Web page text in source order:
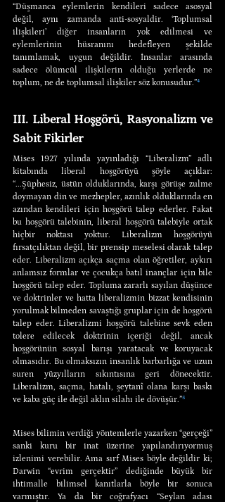
“Düşmanca eylemlerin kendileri sadece asosyal
değil, aynı zamanda anti-sosyaldir. ‘Toplumsal
ilişkileri’ diğer insanların yok edilmesi ve
eylemlerinin hüsranını hedefleyen şekilde
tanımlamak, uygun değildir. İnsanlar arasında
sadece ölümcül ilişkilerin olduğu yerlerde ne
toplum, ne de toplumsal ilişkiler söz konusudur.”⁴
III. Liberal Hoşgörü, Rasyonalizm ve
Sabit Fikirler
Mises 1927 yılında yayınladığı “Liberalizm” adlı
kitabında liberal hoşgörüyü şöyle açıklar:
“...Şüphesiz, üstün olduklarında, karşı görüşe zulme
doymayan din ve mezhepler, azınlık olduklarında en
azından kendileri için hoşgörü talep ederler. Fakat
bu hoşgörü talebinin, liberal hoşgörü talebiyle ortak
hiçbir noktası yoktur. Liberalizm hoşgörüyü
fırsatçılıktan değil, bir prensip meselesi olarak talep
eder. Liberalizm açıkça saçma olan öğretiler, aykırı
anlamsız formlar ve çocukça batıl inançlar için bile
hoşgörü talep eder. Topluma zararlı sayılan düşünce
ve doktrinler ve hatta liberalizmin bizzat kendisinin
yorulmak bilmeden savaştığı gruplar için de hoşgörü
talep eder. Liberalizmi hoşgörü talebine sevk eden
tolere edilecek doktrinin içeriği değil, ancak
hoşgörünün sosyal barışı yaratacak ve koruyacak
olmasıdır. Bu olmaksızın insanlık barbarlığa ve uzun
suren yüzyılların sıkıntısına geri dönecektir.
Liberalizm, saçma, hatalı, şeytanî olana karşı baskı
ve kaba güç ile değil aklın silahı ile dövüşür.”⁵
Mises bilimin verdiği yöntemlerle yazarken “gerçeği”
sanki kuru bir inat üzerine yapılandırıyormuş
izlenimi verebilir. Ama sırf Mises böyle değildir ki;
Darwin “evrim gerçektir” dediğinde büyük bir
ihtimalle bilimsel kanıtlarla böyle bir sonuca
varmıştır. Ya da bir coğrafyacı “Seylan adası